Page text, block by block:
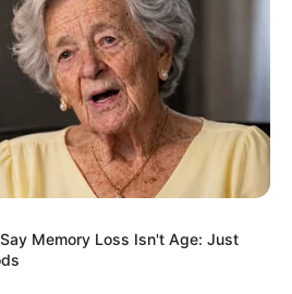
Memory Loss Isn't Age: Just